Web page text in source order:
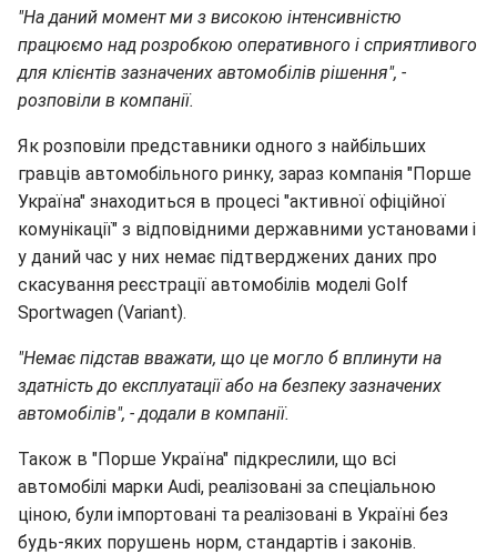
"На даний момент ми з високою інтенсивністю
працюємо над розробкою оперативного і сприятливого
для клієнтів зазначених автомобілів рішення", -
розповіли в компанії.
Як розповіли представники одного з найбільших
гравців автомобільного ринку, зараз компанія "Порше
Україна" знаходиться в процесі "активної офіційної
комунікації" з відповідними державними установами і
у даний час у них немає підтверджених даних про
скасування реєстрації автомобілів моделі Golf
Sportwagen (Variant).
"Немає підстав вважати, що це могло б вплинути на
здатність до експлуатації або на безпеку зазначених
автомобілів", - додали в компанії.
Також в "Порше Україна" підкреслили, що всі
автомобілі марки Audi, реалізовані за спеціальною
ціною, були імпортовані та реалізовані в Україні без
будь-яких порушень норм, стандартів і законів.